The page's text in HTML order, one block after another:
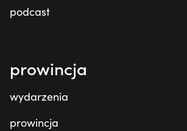
podcast
prowincja
wydarzenia
prowincja